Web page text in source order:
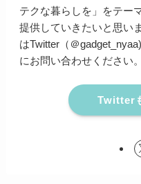
テクな暮らしを」をテー
提供していきたいと思い
はTwitter（＠
にお問い合わせください。
Twitter